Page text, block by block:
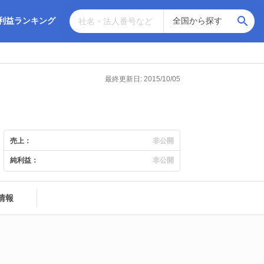
益ランキング
最終更新日: 2015/10/05
売上： 非公開
純利益： 非公開
報